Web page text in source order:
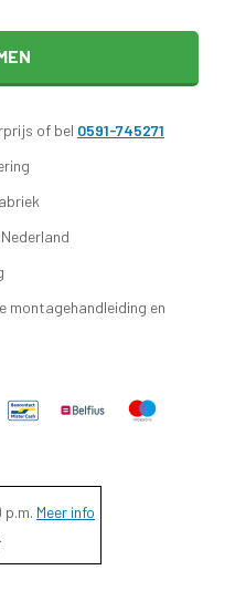
of bel 0591-745271
montagehandleiding en
p.m. Meer info